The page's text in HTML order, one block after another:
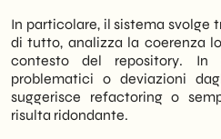
In particolare, il sistema svolge
di tutto, analizza la coerenza
contesto del repository. In
problematici o deviazioni
suggerisce refactoring o
risulta ridondante.